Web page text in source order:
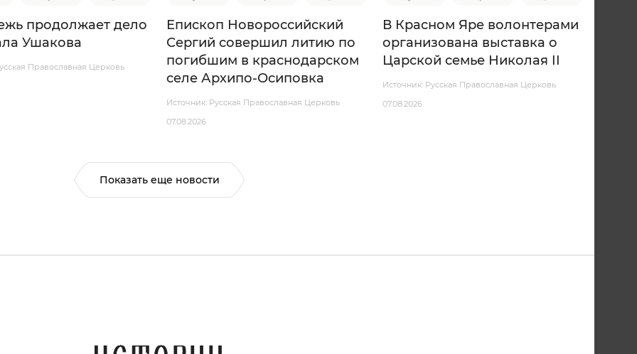
продолжает дело
Ушакова
Православная Церковь
Епископ Новороссийский
Сергий совершил литию по
погибшим в краснодарском
селе Архипо-Осиповка
Источник: Русская Православная Церковь
07.08.2026
В Красном Яре волонтерами
организована выставка о
Царской семье Николая II
Источник: Русская Православная Церковь
07.08.2026
Показать еще новости